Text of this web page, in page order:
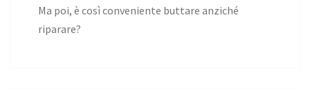
Ma poi, è così conveniente buttare anziché
riparare?